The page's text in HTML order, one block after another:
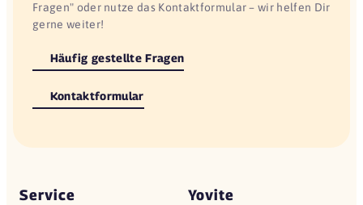
Fragen" oder nutze das Kontaktformular – wir helfen Dir
gerne weiter!
Häufig gestellte Fragen
Kontaktformular
Service Yovite